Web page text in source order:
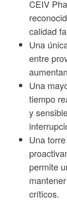
CEIV
calidad
Una
entre
Una
tiempo
y
Una
permite
críticos.